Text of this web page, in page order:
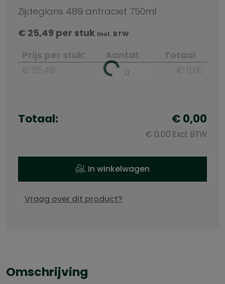
Zijdeglans 489 antraciet 750ml
€ 25,49 per stuk Incl. BTW
Prijs per stuk: Aantal:
Totaal
€ 25,49
€ 0,00
Totaal: € 0,00
€ 0,00 Excl. BTW
In winkelwagen
Vraag over dit product?
Omschrijving